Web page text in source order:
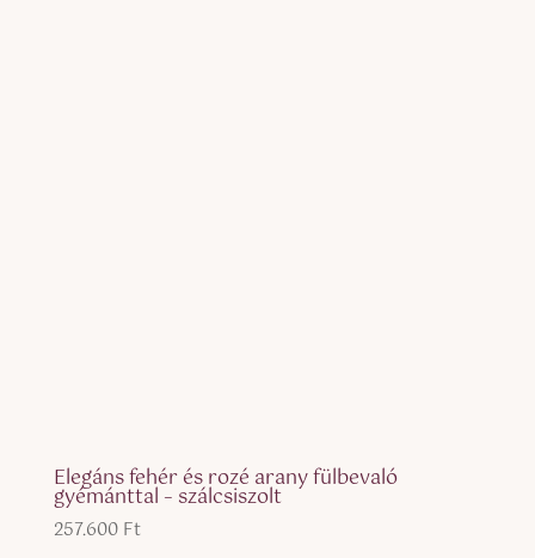
Elegáns fehér és rozé arany fülbevaló
gyémánttal – szálcsiszolt
257.600 Ft